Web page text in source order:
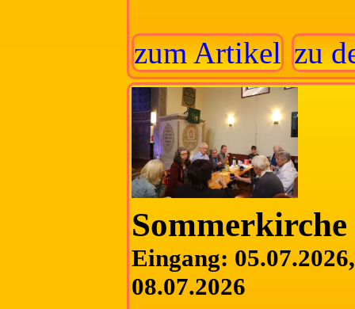
zum Artikel zu
Eingang:
08.07.2026